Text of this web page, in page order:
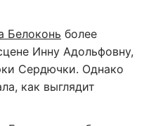
Белоконь более
Инну Адольфовну,
Сердючки. Однако
как выглядит